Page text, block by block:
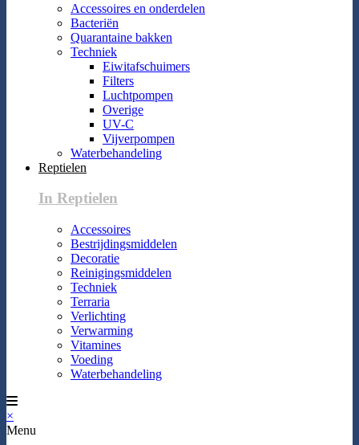
Accessoires en onderdelen
Bacteriën
Quarantaine bakken
Techniek
Eiwitafschuimers
Filters
Luchtpompen
Overige
UV-C
Vijverpompen
Waterbehandeling
Reptielen
In Reptielen
Accessoires
Bestrijdingsmiddelen
Decoratie
Reinigingsmiddelen
Techniek
Terraria
Verlichting
Verwarming
Vitamines
Voeding
Waterbehandeling
×
Menu